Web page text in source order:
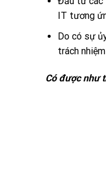
IT tương
Do có sự
trách
Có được như